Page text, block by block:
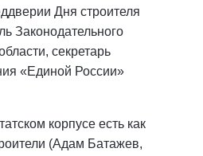
Дня строителя
Законодательного
секретарь
«Единой России»
корпусе есть как
(Адам Батажев,